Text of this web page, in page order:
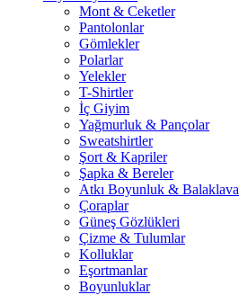
Mont & Ceketler
Pantolonlar
Gömlekler
Polarlar
Yelekler
T-Shirtler
İç Giyim
Yağmurluk & Pançolar
Sweatshirtler
Şort & Kapriler
Şapka & Bereler
Atkı Boyunluk & Balaklava
Çoraplar
Güneş Gözlükleri
Çizme & Tulumlar
Kolluklar
Eşortmanlar
Boyunluklar